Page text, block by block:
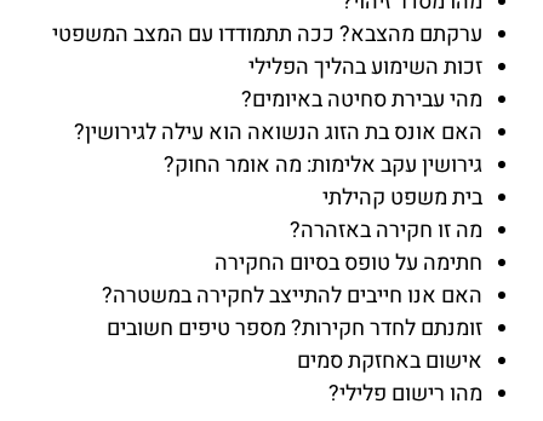
ערקתם מהצבא? ככה תתמודדו עם המצב המשפטי
זכות השימוע בהליך הפלילי
מהי עבירת סחיטה באיומים?
האם אונס בת הזוג הנשואה הוא עילה לגירושין?
גירושין עקב אלימות: מה אומר החוק?
בית משפט קהילתי
מה זו חקירה באזהרה?
חתימה על טופס בסיום החקירה
האם אנו חייבים להתייצב לחקירה במשטרה?
זומנתם לחדר חקירות? מספר טיפים חשובים
אישום באחזקת סמים
מהו רישום פלילי?